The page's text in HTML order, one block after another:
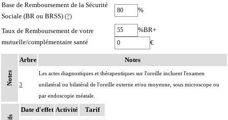
Base de Remboursement de la Sécurité
Sociale (BR ou BRSS) (?)
%
Taux de Remboursement de votre
mutuelle/complémentaire santé
%BR+
€
Notes
Arbre Notes
3
Les actes diagnostiques et thérapeutiques sur l'oreille incluent l'examen
unilatéral ou bilatéral de l'oreille externe et/ou moyenne, sous microscope ou
par endoscopie méatale.
Date d'effet Activité
Tarif